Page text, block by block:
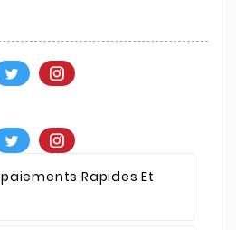
Paiements Rapides Et